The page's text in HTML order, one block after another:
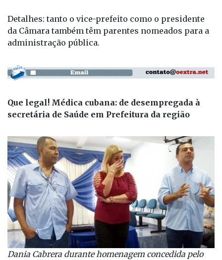
Detalhes: tanto o vice-prefeito como o presidente
da Câmara também têm parentes nomeados para a
administração pública.
Que legal! Médica cubana: de desempregada à
secretária de Saúde em Prefeitura da região
Dania Cabrera durante homenagem concedida pelo